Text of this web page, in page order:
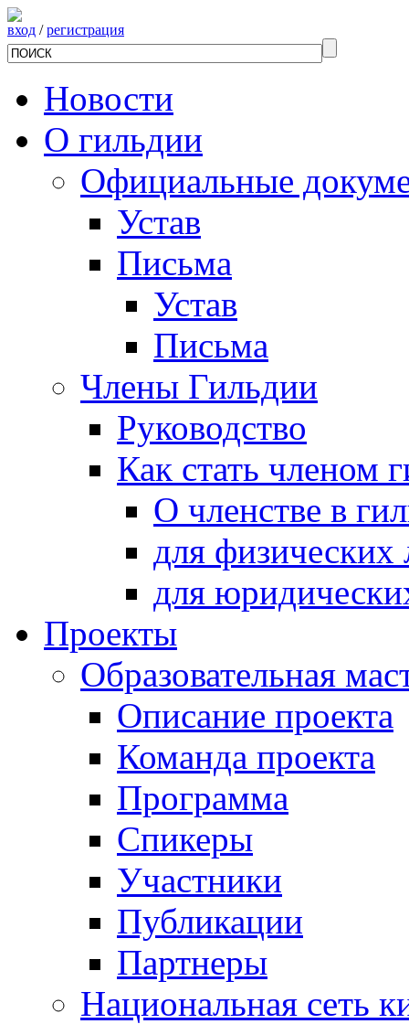
вход /регистрация
Новости
О гильдии
Официальные
Устав
Письма
Устав
Письма
Члены Гильдии
Руководство
Как стать членом
О членстве в
для физических
для
Проекты
Образовательная
Описание проекта
Команда проекта
Программа
Спикеры
Участники
Публикации
Партнеры
Национальная сеть